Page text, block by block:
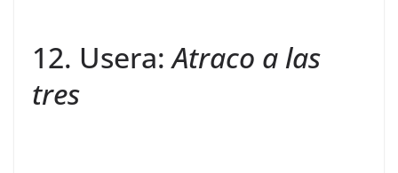
12. Usera:Atraco a las
tres